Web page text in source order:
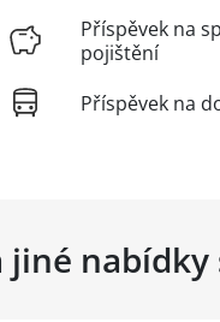
Příspěvek na
pojištění
Příspěvek na
jiné